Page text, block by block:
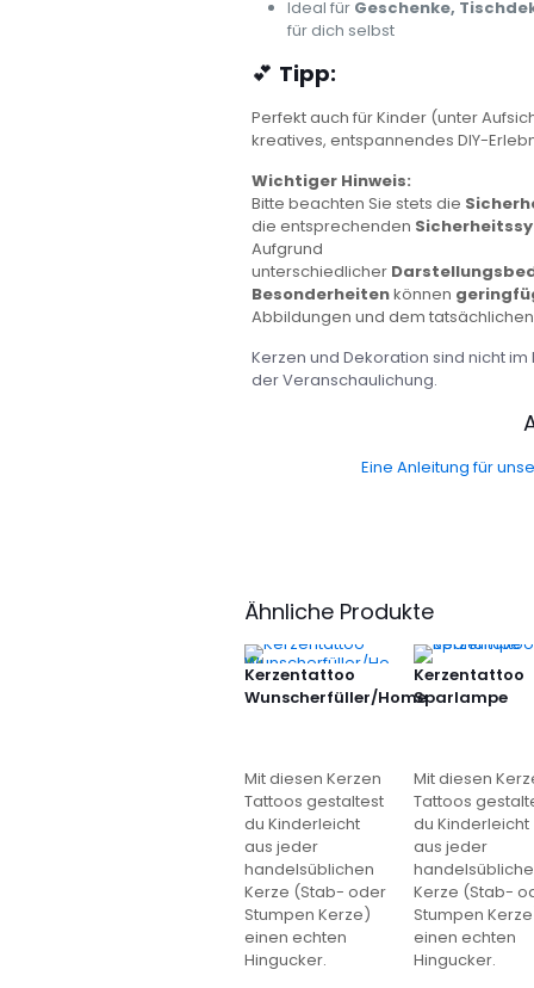
Ideal für Geschenke,
für dich selbst
💕 Tipp:
Perfekt auch für Kinder (unter
kreatives, entspannendes DIY-
Wichtiger Hinweis:
Bitte beachten Sie stets die
die entsprechenden
Aufgrund
unterschiedlicher
Besonderheitenkönnen
Abbildungen und dem
Kerzen und Dekoration sind nicht
der Veranschaulichung.
Eine Anleitung für
Nur angemeldete Kunden, die
abgeben.
Ähnliche Produkte
Kerzentattoo
Wunscherfüller/Home
Mit diesen Kerzen
Tattoos gestaltest
du Kinderleicht
aus jeder
handelsüblichen
Kerze (Stab- oder
Stumpen Kerze)
einen echten
Hingucker.
Kerzentattoo
Sparlampe
Mit diesen
Tattoos
du Kinderleicht
aus jeder
Kerze (Stab-
Stumpen
einen echten
Hingucker.